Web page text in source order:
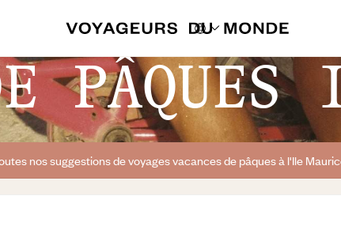
PÂQUES
nos suggestions de voyages vacances de pâques à l'Ile